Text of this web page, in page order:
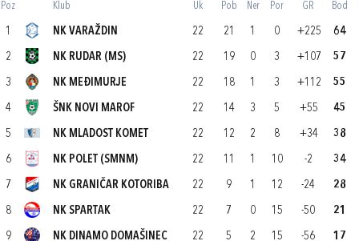
Poz Klub Uk Pob Ner Por GR Bod
1 NK VARAŽDIN 22 21 1 0 +225 64
2 NK RUDAR (MS) 22 19 0 3 +107 57
3 NK MEĐIMURJE 22 18 1 3 +112 55
4 ŠNK NOVI MAROF 22 14 3 5 +55 45
5 NK MLADOST KOMET 22 12 2 8 +34 38
6 NK POLET (SMNM) 22 11 1 10 -2 34
7 NK GRANIČAR KOTORIBA 22 9 1 12 -24 28
8 NK SPARTAK 22 7 0 15 -50 21
9 NK DINAMO DOMAŠINEC 22 5 2 15 -56 17